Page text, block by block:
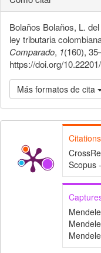
Bolaños Bolaños, L.
ley tributaria
Comparado, 1(160),
https://doi.org/
Más formatos de cita
Citations
Scopus